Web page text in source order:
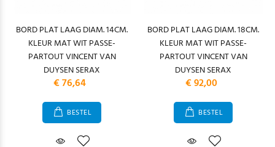
BORD PLAT LAAG DIAM. 14CM.
KLEUR MAT WIT PASSE-
PARTOUT VINCENT VAN
DUYSEN SERAX
€ 76,64
BESTEL
BORD PLAT LAAG DIAM. 18CM.
KLEUR MAT WIT PASSE-
PARTOUT VINCENT VAN
DUYSEN SERAX
€ 92,00
BESTEL